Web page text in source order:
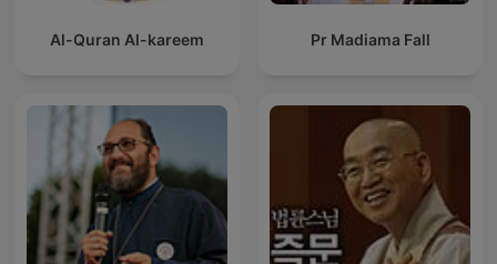
Al-Quran Al-kareem Pr Madiama Fall